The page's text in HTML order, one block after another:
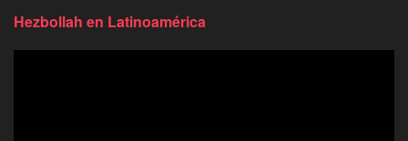
Hezbollah en Latinoamérica